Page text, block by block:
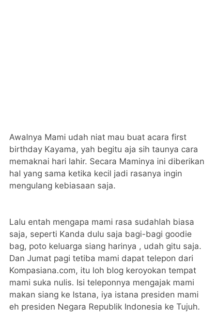
Awalnya Mami udah niat mau buat acara first
birthday Kayama, yah begitu aja sih taunya cara
memaknai hari lahir. Secara Maminya ini diberikan
hal yang sama ketika kecil jadi rasanya ingin
mengulang kebiasaan saja.
Lalu entah mengapa mami rasa sudahlah biasa
saja, seperti Kanda dulu saja bagi-bagi goodie
bag, poto keluarga siang harinya , udah gitu saja.
Dan Jumat pagi tetiba mami dapat telepon dari
Kompasiana.com, itu loh blog keroyokan tempat
mami suka nulis. Isi teleponnya mengajak mami
makan siang ke Istana, iya istana presiden mami
eh presiden Negara Republik Indonesia ke Tujuh.